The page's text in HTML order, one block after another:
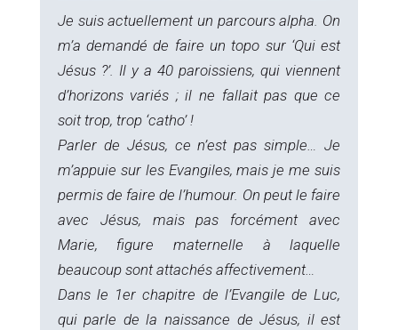
Je suis actuellement un parcours alpha. On
m’a demandé de faire un topo sur ‘Qui est
Jésus ?’. Il y a 40 paroissiens, qui viennent
d’horizons variés ; il ne fallait pas que ce
soit trop, trop ‘catho’ !
Parler de Jésus, ce n’est pas simple… Je
m’appuie sur les Evangiles, mais je me suis
permis de faire de l’humour. On peut le faire
avec Jésus, mais pas forcément avec
Marie, figure maternelle à laquelle
beaucoup sont attachés affectivement…
Dans le 1er chapitre de l’Evangile de Luc,
qui parle de la naissance de Jésus, il est